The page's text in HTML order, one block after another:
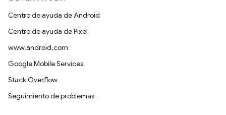
Centro de ayuda de Android
Centro de ayuda de Pixel
www.android.com
Google Mobile Services
Stack Overflow
Seguimiento de problemas